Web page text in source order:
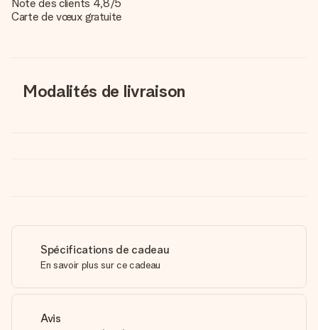
Note des clients 4,8/5
Carte de vœux gratuite
Modalités de livraison
Spécifications de cadeau
En savoir plus sur ce cadeau
Avis